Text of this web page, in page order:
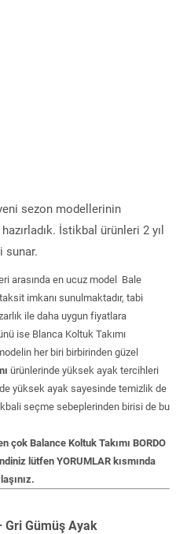
sezon modellerinin
İstikbal ürünleri 2 yıl
sunar.
arasında en ucuz model Bale
imkanı sunulmaktadır, tabi
ile daha uygun fiyatlara
ise Blanca Koltuk Takımı
her biri birbirinden güzel
ürünlerinde yüksek ayak tercihleri
yüksek ayak sayesinde temizlik de
seçme sebeplerinden birisi de bu
çok Balance Koltuk Takımı BORDO
lütfen YORUMLAR kısmında
Gri Gümüş Ayak